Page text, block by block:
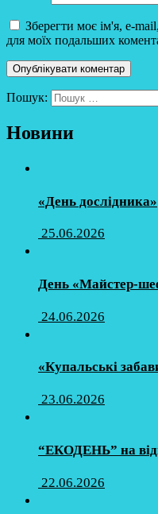
Зберегти моє ім'я, e-
для моїх подальших
Пошук:
Новини
«День дослідника»
25.06.2026
День «Майстер-
24.06.2026
«Купальські
23.06.2026
“ЕКОДЕНЬ” на
22.06.2026